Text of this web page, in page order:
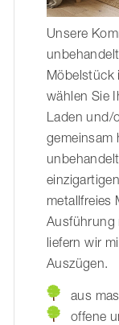
Unsere
Möbelstück
wählen Sie
Laden
gemeinsam
metallfreies
Ausführung
liefern wir
Auszügen.
aus
offene